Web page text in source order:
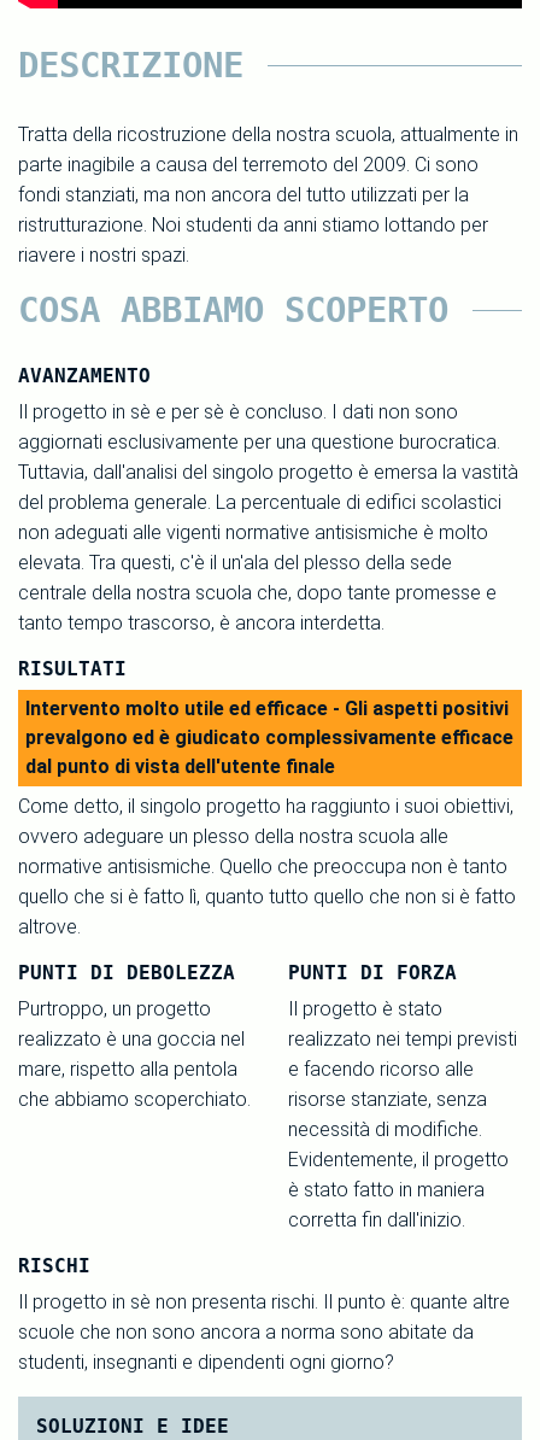
DESCRIZIONE
Tratta della ricostruzione della nostra scuola, attualmente in
parte inagibile a causa del terremoto del 2009. Ci sono
fondi stanziati, ma non ancora del tutto utilizzati per la
ristrutturazione. Noi studenti da anni stiamo lottando per
riavere i nostri spazi.
COSA ABBIAMO SCOPERTO
AVANZAMENTO
Il progetto in sè e per sè è concluso. I dati non sono
aggiornati esclusivamente per una questione burocratica.
Tuttavia, dall'analisi del singolo progetto è emersa la vastità
del problema generale. La percentuale di edifici scolastici
non adeguati alle vigenti normative antisismiche è molto
elevata. Tra questi, c'è il un'ala del plesso della sede
centrale della nostra scuola che, dopo tante promesse e
tanto tempo trascorso, è ancora interdetta.
RISULTATI
Intervento molto utile ed efficace - Gli aspetti positivi
prevalgono ed è giudicato complessivamente efficace
dal punto di vista dell'utente finale
Come detto, il singolo progetto ha raggiunto i suoi obiettivi,
ovvero adeguare un plesso della nostra scuola alle
normative antisismiche. Quello che preoccupa non è tanto
quello che si è fatto lì, quanto tutto quello che non si è fatto
altrove.
PUNTI DI DEBOLEZZA
Purtroppo, un progetto
realizzato è una goccia nel
mare, rispetto alla pentola
che abbiamo scoperchiato.
PUNTI DI FORZA
Il progetto è stato
realizzato nei tempi previsti
e facendo ricorso alle
risorse stanziate, senza
necessità di modifiche.
Evidentemente, il progetto
è stato fatto in maniera
corretta fin dall'inizio.
RISCHI
Il progetto in sè non presenta rischi. Il punto è: quante altre
scuole che non sono ancora a norma sono abitate da
studenti, insegnanti e dipendenti ogni giorno?
SOLUZIONI E IDEE